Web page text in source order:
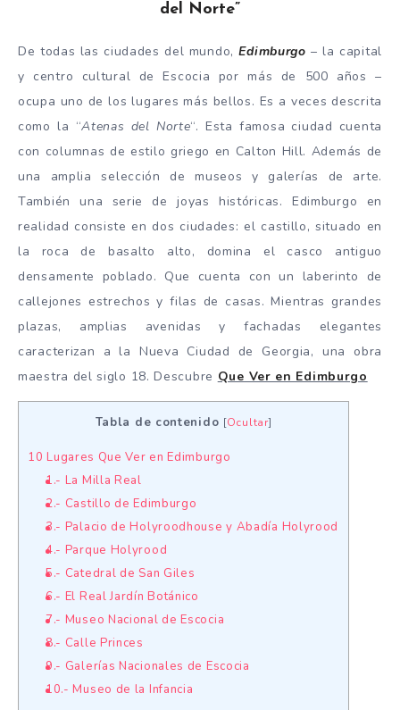
del Norte”
De todas las ciudades del mundo,Edimburgo – la capital
y centro cultural de Escocia por más de 500 años –
ocupa uno de los lugares más bellos. Es a veces descrita
como la “Atenas del Norte“. Esta famosa ciudad cuenta
con columnas de estilo griego en Calton Hill. Además de
una amplia selección de museos y galerías de arte.
También una serie de joyas históricas. Edimburgo en
realidad consiste en dos ciudades: el castillo, situado en
la roca de basalto alto, domina el casco antiguo
densamente poblado. Que cuenta con un laberinto de
callejones estrechos y filas de casas. Mientras grandes
plazas, amplias avenidas y fachadas elegantes
caracterizan a la Nueva Ciudad de Georgia, una obra
maestra del siglo 18. Descubre Que Ver en Edimburgo
Tabla de contenido [Ocultar]
10 Lugares Que Ver en Edimburgo
1.- La Milla Real
2.- Castillo de Edimburgo
3.- Palacio de Holyroodhouse y Abadía Holyrood
4.- Parque Holyrood
5.- Catedral de San Giles
6.- El Real Jardín Botánico
7.- Museo Nacional de Escocia
8.- Calle Princes
9.- Galerías Nacionales de Escocia
10.- Museo de la Infancia